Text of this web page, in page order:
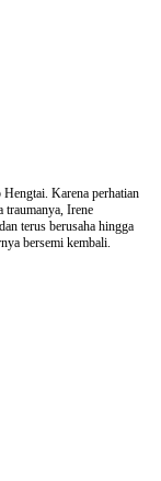
Karena perhatian
traumanya, Irene
terus berusaha hingga
bersemi kembali.